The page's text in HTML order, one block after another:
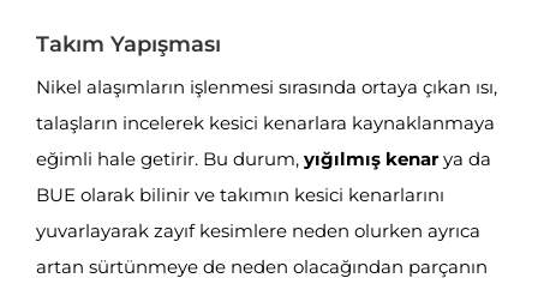
Takım Yapışması
Nikel alaşımların işlenmesi sırasında ortaya çıkan ısı,
talaşların incelerek kesici kenarlara kaynaklanmaya
eğimli hale getirir. Bu durum, yığılmış kenarya da
BUE olarak bilinir ve takımın kesici kenarlarını
yuvarlayarak zayıf kesimlere neden olurken ayrıca
artan sürtünmeye de neden olacağından parçanın